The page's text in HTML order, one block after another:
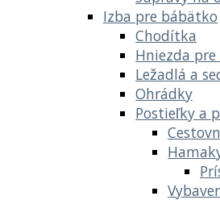
Izba pre bábätko
Chodítka
Hniezda
Ležadlá a
Ohrádky
Postieľky a